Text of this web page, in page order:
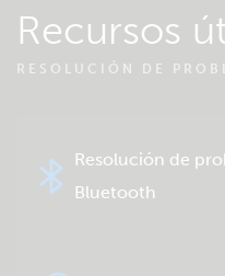
Recursos
RESOLUCIÓN DE
Resolución de
Bluetooth